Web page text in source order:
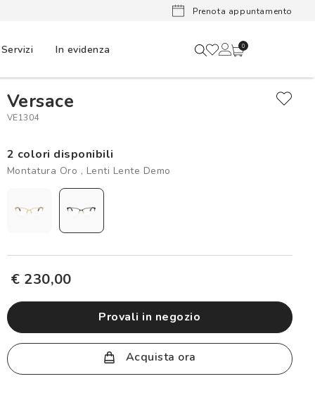
Lenti a
Prenota appuntamento
Servizi In evidenza 0
Versace
VE1304
2 colori disponibili
Montatura Oro , Lenti Lente Demo
€ 230,00
provali in negozio
Acquista ora